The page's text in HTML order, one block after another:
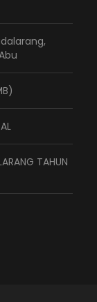
TAHUN